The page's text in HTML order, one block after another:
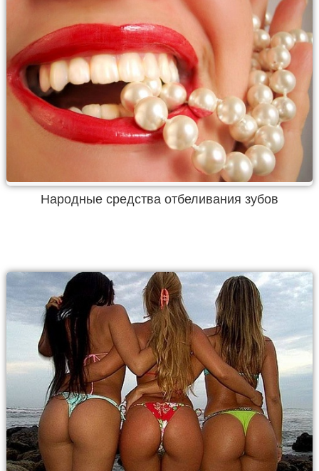
Народные средства отбеливания зубов